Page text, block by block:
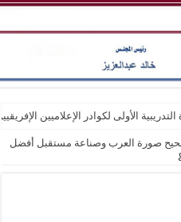
الأولى لكوادر الإعلاميين
صورة العرب وصناعة مستقبل أفضل